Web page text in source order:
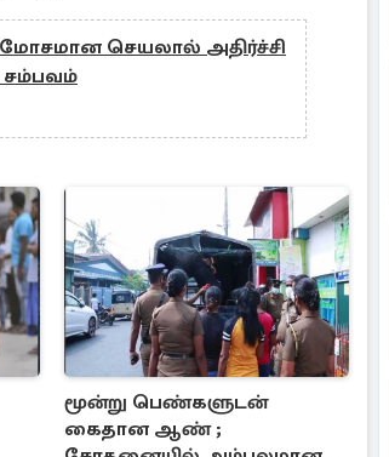
மோசமான செயலால் அதிர்ச்சி
சம்பவம்
மூன்று பெண்களுடன்
கைதான ஆண் ;